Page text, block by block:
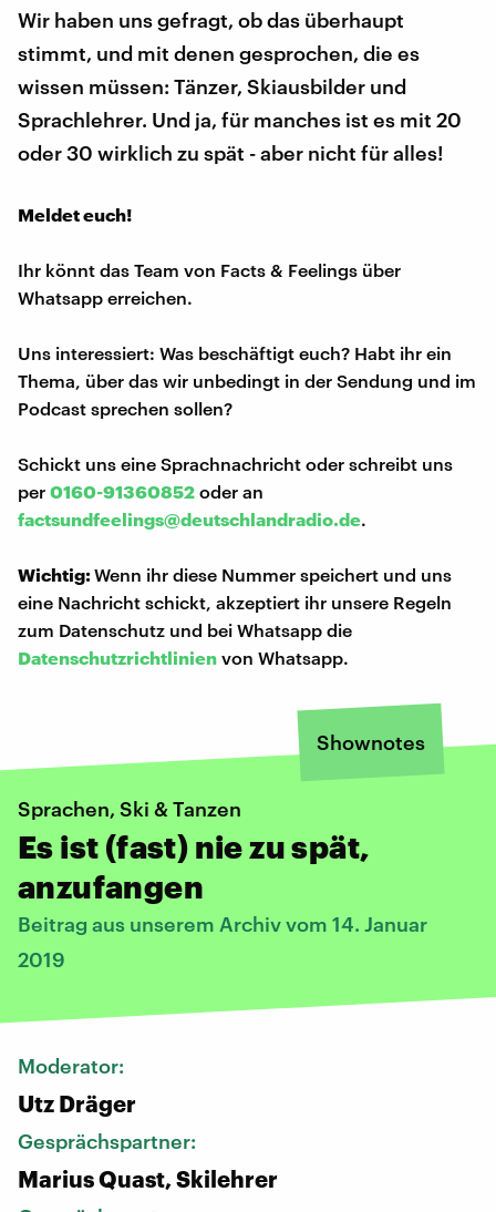
Wir haben uns gefragt, ob das überhaupt
stimmt, und mit denen gesprochen, die es
wissen müssen: Tänzer, Skiausbilder und
Sprachlehrer. Und ja, für manches ist es mit 20
oder 30 wirklich zu spät - aber nicht für alles!
Meldet euch!
Ihr könnt das Team von Facts & Feelings über
Whatsapp erreichen.
Uns interessiert: Was beschäftigt euch? Habt ihr ein
Thema, über das wir unbedingt in der Sendung und im
Podcast sprechen sollen?
Schickt uns eine Sprachnachricht oder schreibt uns
per 0160-91360852 oder an
factsundfeelings@deutschlandradio.de.
Wichtig:Wenn ihr diese Nummer speichert und uns
eine Nachricht schickt, akzeptiert ihr unsere Regeln
zum Datenschutz und bei Whatsapp die
Datenschutzrichtlinien von Whatsapp.
Shownotes
Sprachen, Ski & Tanzen
Es ist (fast) nie zu spät,
anzufangen
Beitrag aus unserem Archiv vom 14. Januar
2019
Moderator:
Utz Dräger
Gesprächspartner:
Marius Quast, Skilehrer